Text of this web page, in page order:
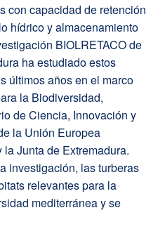
con capacidad de retención
hídrico y almacenamiento
BIOLRETACO de
ha estudiado estos
últimos años en el marco
la Biodiversidad,
de Ciencia, Innovación y
la Unión Europea
Junta de Extremadura.
investigación, las turberas
relevantes para la
mediterránea y se